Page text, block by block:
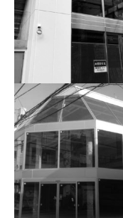
高田馬場